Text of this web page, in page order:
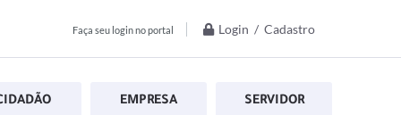
Faça seu login no portal Login / Cadastro
EMPRESA SERVIDOR